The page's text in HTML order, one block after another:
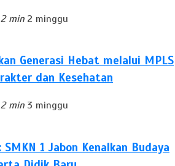
2 min 2 minggu
Generasi Hebat melalui MPLS
dan Kesehatan
2 min 3 minggu
1 Jabon Kenalkan Budaya